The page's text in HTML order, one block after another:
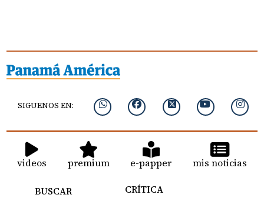
SIGUENOS EN:
videos premium e-papper mis noticias
BUSCAR
CRÍTICA